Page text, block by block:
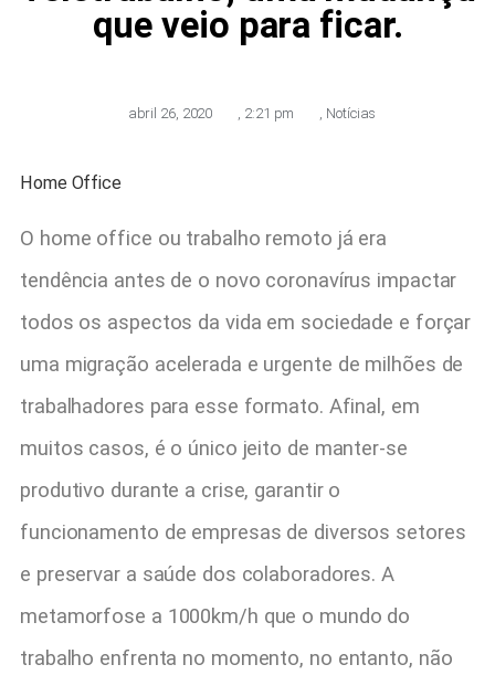
que veio para ficar.
abril 26, 2020 2:21 pm Notícias
Home Office
O home office ou trabalho remoto já era
tendência antes de o novo coronavírus impactar
todos os aspectos da vida em sociedade e forçar
uma migração acelerada e urgente de milhões de
trabalhadores para esse formato. Afinal, em
muitos casos, é o único jeito de manter-se
produtivo durante a crise, garantir o
funcionamento de empresas de diversos setores
e preservar a saúde dos colaboradores. A
metamorfose a 1000km/h que o mundo do
trabalho enfrenta no momento, no entanto, não